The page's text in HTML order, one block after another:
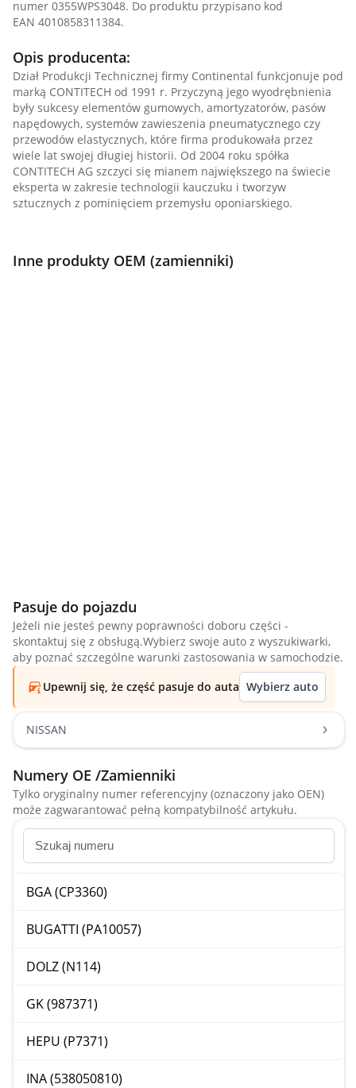
numer 0355WPS3048. Do produktu przypisano kod
EAN 4010858311384.
Opis producenta:
Dział Produkcji Technicznej firmy Continental funkcjonuje pod
marką CONTITECH od 1991 r. Przyczyną jego wyodrębnienia
były sukcesy elementów gumowych, amortyzatorów, pasów
napędowych, systemów zawieszenia pneumatycznego czy
przewodów elastycznych, które firma produkowała przez
wiele lat swojej długiej historii. Od 2004 roku spółka
CONTITECH AG szczyci się mianem największego na świecie
eksperta w zakresie technologii kauczuku i tworzyw
sztucznych z pominięciem przemysłu oponiarskiego.
Inne produkty OEM (zamienniki)
Pasuje do pojazdu
Jeżeli nie jesteś pewny poprawności doboru części -
skontaktuj się z obsługą.Wybierz swoje auto z wyszukiwarki,
aby poznać szczególne warunki zastosowania w samochodzie.
Upewnij się, że część pasuje do auta Wybierz auto
NISSAN
Numery OE /Zamienniki
Tylko oryginalny numer referencyjny (oznaczony jako OEN)
może zagwarantować pełną kompatybilność artykułu.
BGA (CP3360)
BUGATTI (PA10057)
DOLZ (N114)
GK (987371)
HEPU (P7371)
INA (538050810)